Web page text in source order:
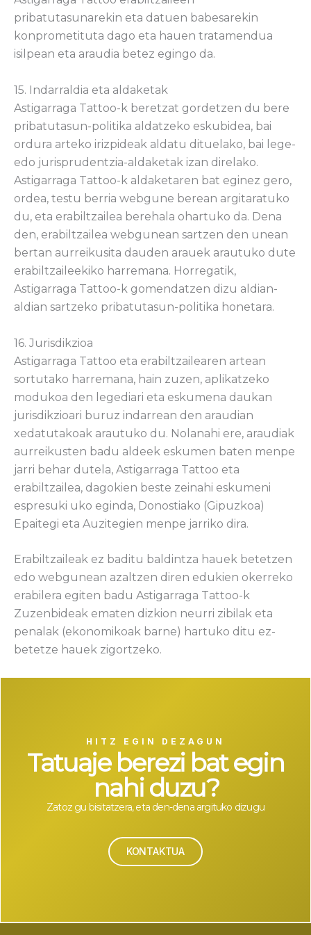
pribatutasunarekin eta datuen babesarekin
konprometituta dago eta hauen tratamendua
isilpean eta araudia betez egingo da.
15. Indarraldia eta aldaketak
Astigarraga Tattoo-k beretzat gordetzen du bere
pribatutasun-politika aldatzeko eskubidea, bai
ordura arteko irizpideak aldatu dituelako, bai lege-
edo jurisprudentzia-aldaketak izan direlako.
Astigarraga Tattoo-k aldaketaren bat eginez gero,
ordea, testu berria webgune berean argitaratuko
du, eta erabiltzailea berehala ohartuko da. Dena
den, erabiltzailea webgunean sartzen den unean
bertan aurreikusita dauden arauek arautuko dute
erabiltzaileekiko harremana. Horregatik,
Astigarraga Tattoo-k gomendatzen dizu aldian-
aldian sartzeko pribatutasun-politika honetara.
16. Jurisdikzioa
Astigarraga Tattoo eta erabiltzailearen artean
sortutako harremana, hain zuzen, aplikatzeko
modukoa den legediari eta eskumena daukan
jurisdikzioari buruz indarrean den araudian
xedatutakoak arautuko du. Nolanahi ere, araudiak
aurreikusten badu aldeek eskumen baten menpe
jarri behar dutela, Astigarraga Tattoo eta
erabiltzailea, dagokien beste zeinahi eskumeni
espresuki uko eginda, Donostiako (Gipuzkoa)
Epaitegi eta Auzitegien menpe jarriko dira.
Erabiltzaileak ez baditu baldintza hauek betetzen
edo webgunean azaltzen diren edukien okerreko
erabilera egiten badu Astigarraga Tattoo-k
Zuzenbideak ematen dizkion neurri zibilak eta
penalak (ekonomikoak barne) hartuko ditu ez-
betetze hauek zigortzeko.
HITZ EGIN DEZAGUN
Tatuaje berezi bat egin
nahi duzu?
Zatoz gu bisitatzera, eta den-dena argituko dizugu
KONTAKTUA